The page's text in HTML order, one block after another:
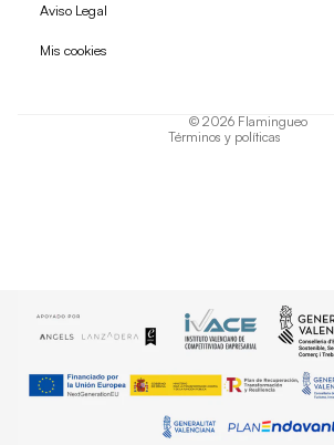
Aviso Legal
Mis cookies
© 2026 Flamingueo
Términos y políticas